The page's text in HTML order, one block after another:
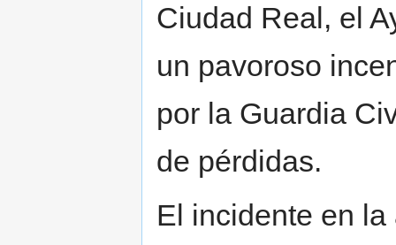
Ciudad Real, el
un pavoroso
por la Guardia
de pérdidas.
El incidente en